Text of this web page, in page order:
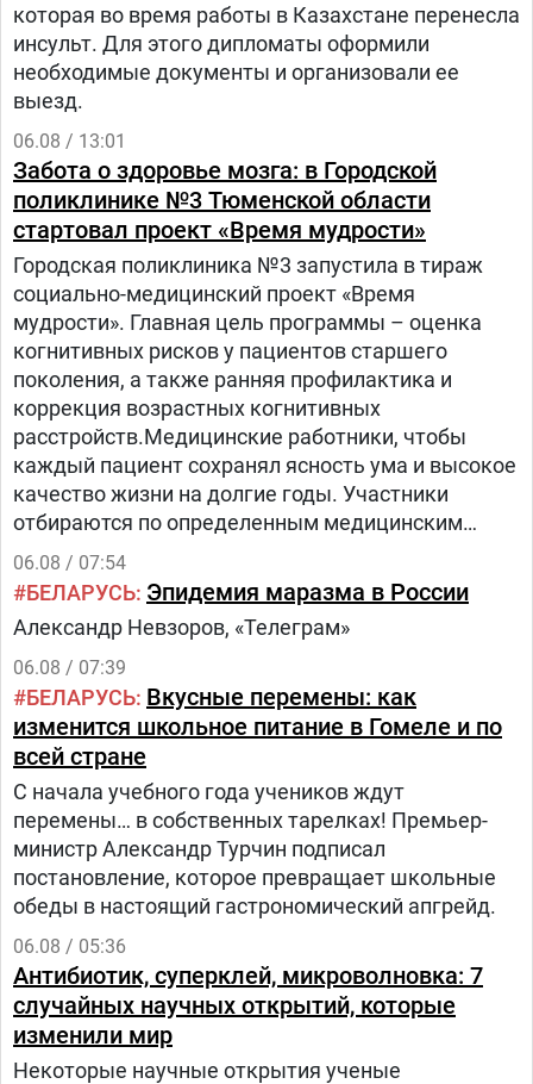
которая во время работы в Казахстане перенесла
инсульт. Для этого дипломаты оформили
необходимые документы и организовали ее
выезд.
06.08 / 13:01
Забота о здоровье мозга: в Городской
поликлинике №3 Тюменской области
стартовал проект «Время мудрости»
Городская поликлиника №3 запустила в тираж
социально-медицинский проект «Время
мудрости». Главная цель программы – оценка
когнитивных рисков у пациентов старшего
поколения, а также ранняя профилактика и
коррекция возрастных когнитивных
расстройств.Медицинские работники, чтобы
каждый пациент сохранял ясность ума и высокое
качество жизни на долгие годы. Участники
отбираются по определенным медицинским
критериям из числа прикрепленного к
поликлинике населения.Путь в проекте состоит
из трех этапов:1.
06.08 / 07:54
БЕЛАРУСЬ Эпидемия маразма в России
Александр Невзоров, «Телеграм»
06.08 / 07:39
БЕЛАРУСЬ Вкусные перемены: как
изменится школьное питание в Гомеле и по
всей стране
С начала учебного года учеников ждут
перемены… в собственных тарелках! Премьер-
министр Александр Турчин подписал
постановление, которое превращает школьные
обеды в настоящий гастрономический апгрейд.
06.08 / 05:36
Антибиотик, суперклей, микроволновка: 7
случайных научных открытий, которые
изменили мир
Некоторые научные открытия ученые